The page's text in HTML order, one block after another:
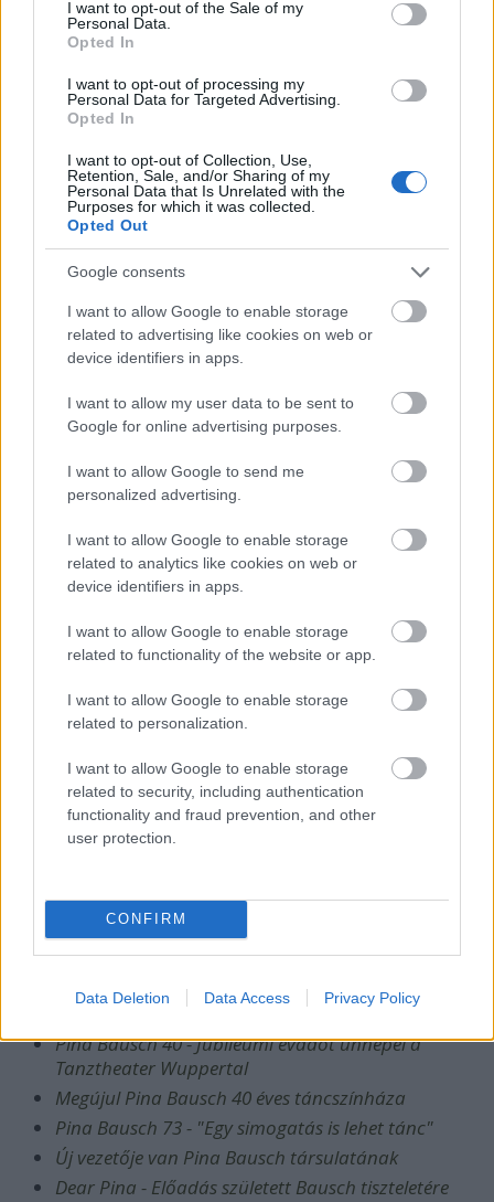
I want to opt-out of the Sale of my
Personal Data.
Opted In
I want to opt-out of processing my
Personal Data for Targeted Advertising.
Opted In
I want to opt-out of Collection, Use,
Retention, Sale, and/or Sharing of my
Personal Data that Is Unrelated with the
Purposes for which it was collected.
Opted Out
Google consents
I want to allow Google to enable storage
related to advertising like cookies on web or
device identifiers in apps.
I want to allow my user data to be sent to
Google for online advertising purposes.
I want to allow Google to send me
personalized advertising.
I want to allow Google to enable storage
related to analytics like cookies on web or
device identifiers in apps.
I want to allow Google to enable storage
related to functionality of the website or app.
I want to allow Google to enable storage
related to personalization.
I want to allow Google to enable storage
related to security, including authentication
functionality and fraud prevention, and other
user protection.
CONFIRM
Data Deletion Data Access Privacy Policy
A rangos társulat májusban - szintén a jubileumi év
alkalmából - újra előadja az Ahnen című darabot.
Bausch
2009-ben halt meg Wuppertalban,
azótaWim Wendersrendezésében nagysikerű 3D-s
filmet mutattak be a wuppertali táncosokról, akik
ezzel a művel rótták le tiszteletüket a koreográfus
Pina Bausch 40 - Jubileumi évadot ünnepel a
Tanztheater Wuppertal
Megújul Pina Bausch 40 éves táncszínháza
Pina Bausch 73 - "Egy simogatás is lehet tánc"
Új vezetője van Pina Bausch társulatának
Dear Pina - Előadás született Bausch tiszteletére